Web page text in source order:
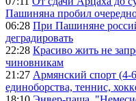
Пашиняна пробил
06:28 При Пашиняне
деградировать
22:28 Красиво жить не
чиновникам
21:27 Армянский спорт (4-
единоборства, теннис,